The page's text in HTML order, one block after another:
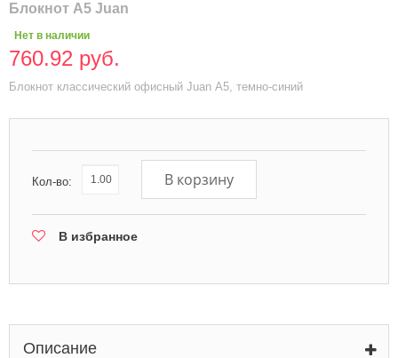
Блокнот А5 Juan
Нет в наличии
760.92 руб.
Блокнот классический офисный Juan А5, темно-синий
Кол-во: В корзину
В избранное
Описание